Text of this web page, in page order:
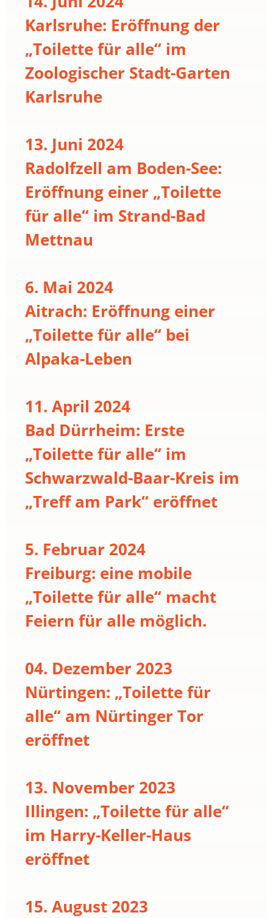
Karlsruhe: Eröffnung der
„Toilette für alle“ im
Zoologischer Stadt-Garten
Karlsruhe
13. Juni 2024
Radolfzell am Boden-See:
Eröffnung einer „Toilette
für alle“ im Strand-Bad
Mettnau
6. Mai 2024
Aitrach: Eröffnung einer
„Toilette für alle“ bei
Alpaka-Leben
11. April 2024
Bad Dürrheim: Erste
„Toilette für alle“ im
Schwarzwald-Baar-Kreis im
„Treff am Park“ eröffnet
5. Februar 2024
Freiburg: eine mobile
„Toilette für alle“ macht
Feiern für alle möglich.
04. Dezember 2023
Nürtingen: „Toilette für
alle“ am Nürtinger Tor
eröffnet
13. November 2023
Illingen: „Toilette für alle“
im Harry-Keller-Haus
eröffnet
15. August 2023